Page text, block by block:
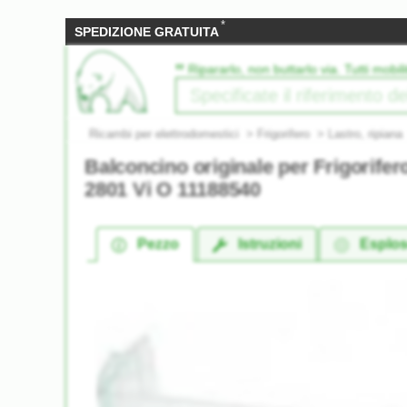
SPEDIZIONE GRATUITA*
‟ Ripararlo, non buttarlo via. Tutti
Ricambi per elettrodomestici > Frigorifero > Lastro, ripiana
Balconcino originale per
2801 Vi O 11188540
Pezzo Istruzioni